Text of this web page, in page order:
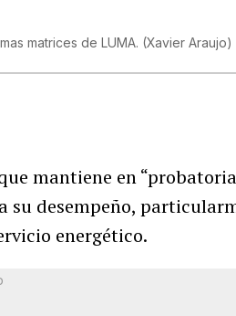
matrices de LUMA. (Xavier Araujo)
mantiene en
su desempeño,
energético.